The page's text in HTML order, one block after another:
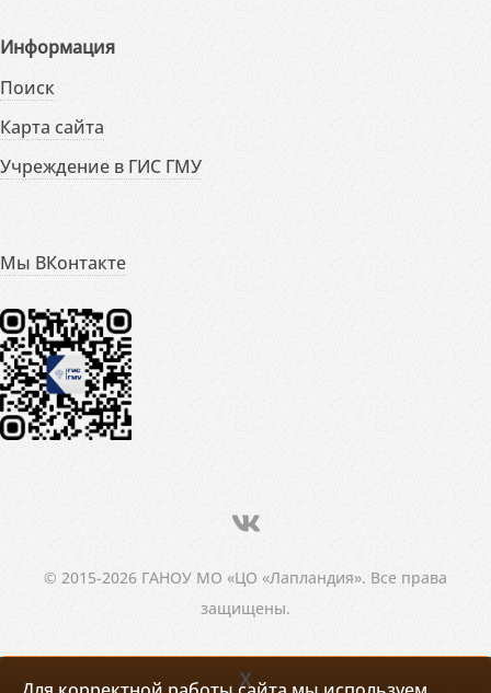
Информация
Поиск
Карта сайта
Учреждение в ГИС ГМУ
Мы ВКонтакте
© 2015-2026 ГАНОУ МО «ЦО «Лапландия». Все права
защищены.
X